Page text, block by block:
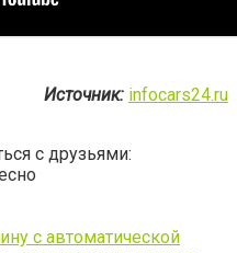
Источник: infocars24.ru
с друзьями:
с автоматической